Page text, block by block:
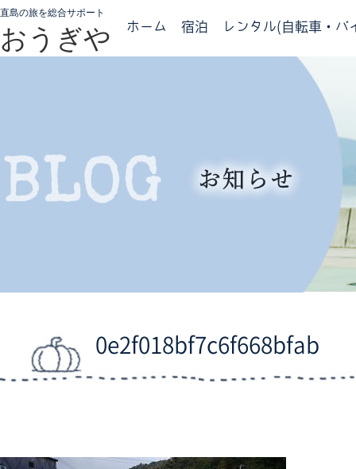
直島の旅を総合サポート
おうぎや ホーム 宿泊 レンタル(自転車・バ
0e2f018bf7c6f668bfab